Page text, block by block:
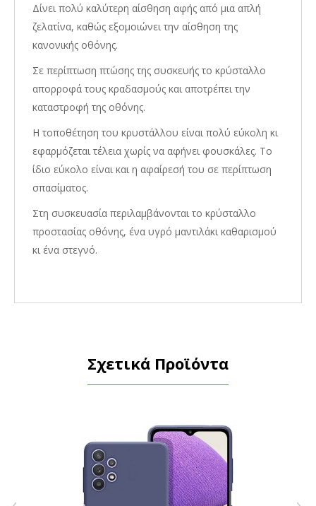
Δίνει πολύ καλύτερη αίσθηση αφής από μια απλή
ζελατίνα, καθώς εξομοιώνει την αίσθηση της
κανονικής οθόνης.
Σε περίπτωση πτώσης της συσκευής το κρύσταλλο
απορροφά τους κραδασμούς και αποτρέπει την
καταστροφή της οθόνης.
Η τοποθέτηση του κρυστάλλου είναι πολύ εύκολη κι
εφαρμόζεται τέλεια χωρίς να αφήνει φουσκάλες. Το
ίδιο εύκολο είναι και η αφαίρεσή του σε περίπτωση
σπασίματος.
Στη συσκευασία περιλαμβάνονται το κρύσταλλο
προστασίας οθόνης, ένα υγρό μαντιλάκι καθαρισμού
κι ένα στεγνό.
Σχετικά Προϊόντα